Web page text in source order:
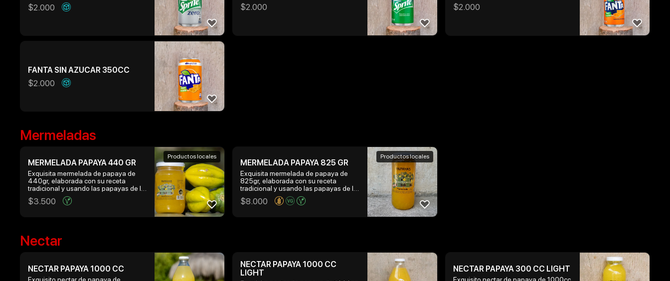
$2.000 $2.000 $2.000
FANTA SIN AZUCAR 350CC
$2.000
Mermeladas
MERMELADA PAPAYA 440 GR
Exquisita mermelada de papaya de
440gr, elaborada con su receta
tradicional y usando las papayas de la
mejor calidad recojidas directamente
de los arboles que crecen en la
$3.500
Productos locales
MERMELADA PAPAYA 825 GR
Exquisita mermelada de papaya de
825gr, elaborada con su receta
tradicional y usando las papayas de la
mejor calidad recojidas directamente
de los arboles que crecen en la
$8.000
Productos locales
Nectar
NECTAR PAPAYA 1000 CC
Exquisito nectar de papaya de
NECTAR PAPAYA 1000 CC
LIGHT
NECTAR PAPAYA 300 CC LIGHT
Exquisito nectar de papaya de 1000cc